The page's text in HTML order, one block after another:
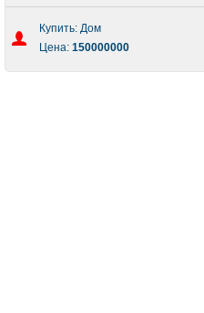
Купить: Дом
Цена: 150000000